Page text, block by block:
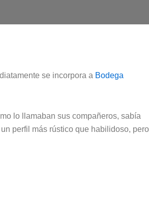
se incorpora a Bodega
lo llamaban sus compañeros, sabía
perfil más rústico que habilidoso, pero